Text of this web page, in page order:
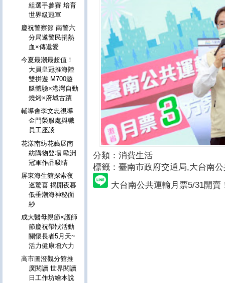
分類：消費生活
標籤：臺南市政府交通局,大台南
大台南公共運輸月票5/31開
組選手參賽 培育
世界級冠軍
慶祝警察節 南警六
分局邀警民捐熱
血×傳遞愛
今夏最潮最超值！
大員皇冠推海陸
雙拼遊 M700遊
艇體驗×港灣自動
燒烤×府城古蹟
輔導會李文忠視導
金門榮服處與職
員工座談
花漾南紡花藝展南
紡購物登場 歐洲
冠軍作品吸睛
屏東海生館探索夜
巡驚喜 揭開夜暮
低垂潮海神秘面
紗
成大醫母親節×護師
節慶祝帶狀活動
關懷長者5月天~
活力健康增六力
高市圖澄觀分館推
廣閱讀 世界閱讀
日工作坊繪本說